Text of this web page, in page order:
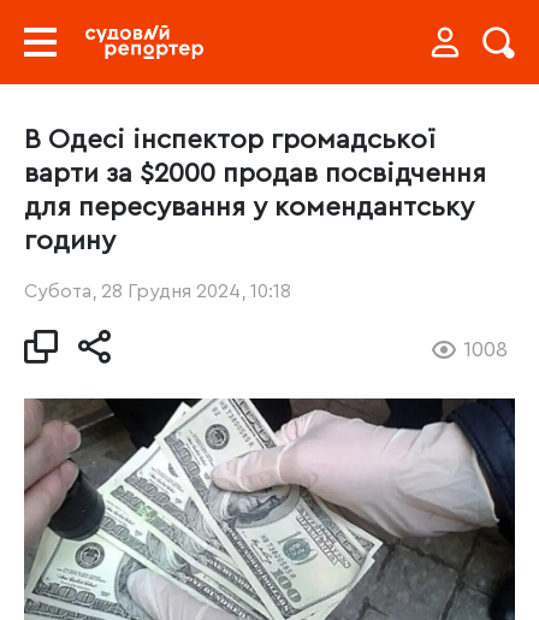
В Одесі інспектор громадської
варти за $2000 продав посвідчення
для пересування у комендантську
годину
Субота, 28 Грудня 2024, 10:18
1008